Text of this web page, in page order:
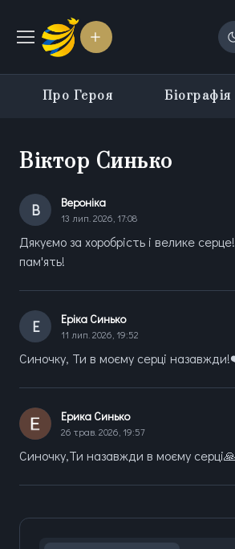
Про Героя Біографія
Віктор Синько
В Вероніка
13 лип. 2026, 17:08
Дякуємо за хоробрість і велике
пам'ять!
Е Еріка Синько
11 лип. 2026, 19:52
Синочку, Ти в моєму серці
Ерика Синько
26 трав. 2026, 19:57
Синочку,Ти назавжди в моєму серці🙏